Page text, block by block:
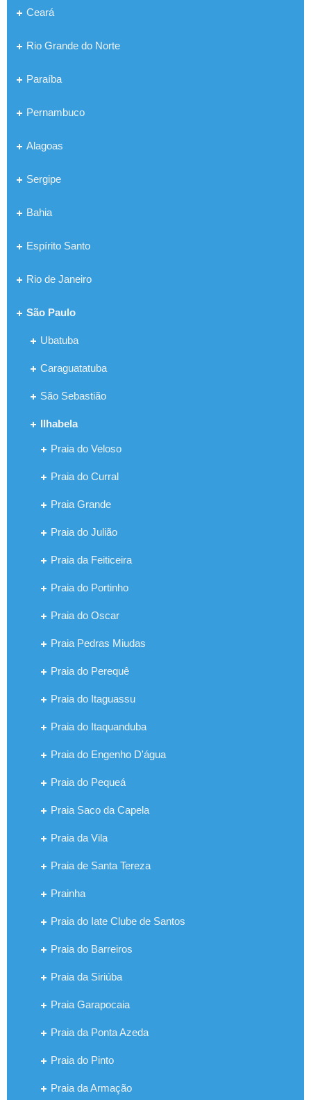
Ceará
Rio Grande do Norte
Paraíba
Pernambuco
Alagoas
Sergipe
Bahia
Espírito Santo
Rio de Janeiro
São Paulo
Ubatuba
Caraguatatuba
São Sebastião
Ilhabela
Praia do Veloso
Praia do Curral
Praia Grande
Praia do Julião
Praia da Feiticeira
Praia do Portinho
Praia do Oscar
Praia Pedras Miudas
Praia do Perequê
Praia do Itaguassu
Praia do Itaquanduba
Praia do Engenho D'água
Praia do Pequeá
Praia Saco da Capela
Praia da Vila
Praia de Santa Tereza
Prainha
Praia do Iate Clube de Santos
Praia do Barreiros
Praia da Siriúba
Praia Garapocaia
Praia da Ponta Azeda
Praia do Pinto
Praia da Armação